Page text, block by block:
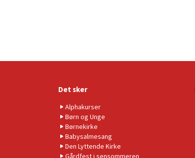
Det sker
Alphakurser
Børn og Unge
Børnekirke
Babysalmesang
Den Lyttende Kirke
Gårdfest i sensommeren